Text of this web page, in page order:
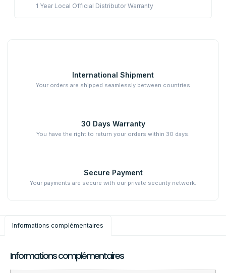
1 Year Local Official Distributor Warranty
International Shipment
Your orders are shipped seamlessly between countries
30 Days Warranty
You have the right to return your orders within 30 days.
Secure Payment
Your payments are secure with our private security network.
Informations complémentaires
Informations complémentaires